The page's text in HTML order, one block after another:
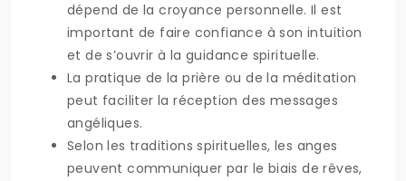
dépend de la croyance personnelle. Il est
important de faire confiance à son intuition
et de s’ouvrir à la guidance spirituelle.
La pratique de la prière ou de la méditation
peut faciliter la réception des messages
angéliques.
Selon les traditions spirituelles, les anges
peuvent communiquer par le biais de rêves,